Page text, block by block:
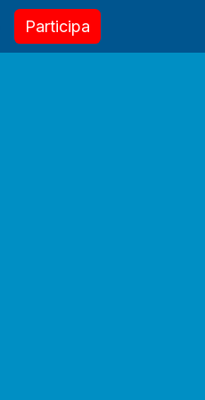
​​​​Participa